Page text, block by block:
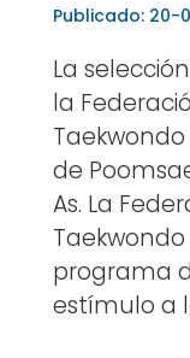
Publicado: 20-
La
la
de
As. La
programa
estímulo a